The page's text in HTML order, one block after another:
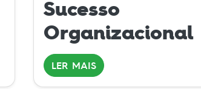
Sucesso
Organizacional
LER MAIS